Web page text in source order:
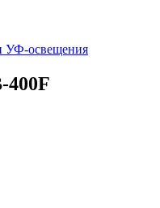
УФ-освещения
400F